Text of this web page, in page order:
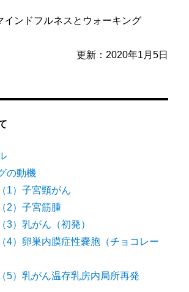
インドフルネスとウォーキング
更新：2020年1月5日
の動機
1）子宮頸がん
2）子宮筋腫
3）乳がん（初発）
4）卵巣内膜症性嚢胞（チョコレー
5）乳がん温存乳房内局所再発